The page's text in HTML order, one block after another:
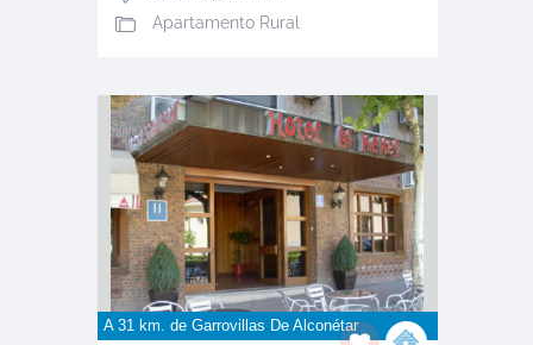
Apartamento Rural
A 31 km. de Garrovillas De Alconétar